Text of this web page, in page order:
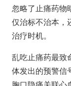
忽略了止痛药物
仅治标不治本，
治疗时机。
乱吃止痛药最致
体发出的预警信